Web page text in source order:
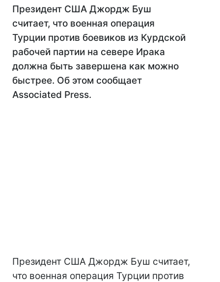
Президент США Джордж Буш
считает, что военная операция
Турции против боевиков из Курдской
рабочей партии на севере Ирака
должна быть завершена как можно
быстрее. Об этом сообщает
Associated Press.
Президент США Джордж Буш считает,
что военная операция Турции против